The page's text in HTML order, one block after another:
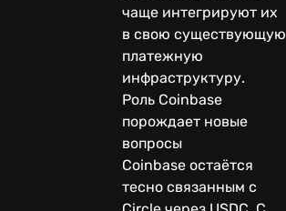
чаще интегрируют их
в свою существующую
платежную
инфраструктуру.
Роль Coinbase
порождает новые
вопросы
Coinbase остаётся
тесно связанным с